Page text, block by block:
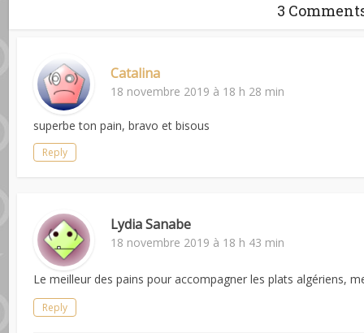
3
Catalina
18 novembre 2019 à 18 h 28 min
superbe ton pain, bravo et bisous
Reply
Lydia Sanabe
18 novembre 2019 à 18 h 43 min
Le meilleur des pains pour accompagner les plats algériens,
Reply